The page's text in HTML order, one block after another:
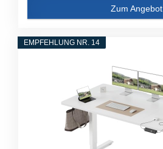
Zum Angebot
EMPFEHLUNG NR. 14